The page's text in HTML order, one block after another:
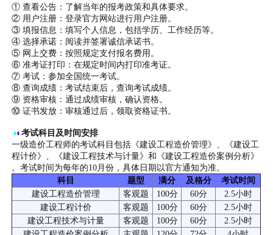
① 查看公告：了解当年的报考政策和具体要求。
② 用户注册：登录官方网站进行用户注册。
③ 填报信息：填写个人信息，包括学历、工作经历等。
④ 选择承诺：阅读并签署诚信承诺书。
⑤ 网上交费：按照规定支付报名费用。
⑥ 准考证打印：在规定时间内打印准考证。
⑦ 考试：参加全国统一考试。
⑧ 查询成绩：考试结束后，查询考试成绩。
⑨ 资格审核：通过成绩审核，确认资格。
⑩ 证书发放：审核通过后，领取资格证书。
◑◐考试科目及时间安排
一级造价工程师的考试科目包括《建设工程造价管理》、《建设工
程计价》、《建设工程技术与计量》和《建设工程造价案例分析》
。考试时间为每年的10月份，具体日期以官方通知为准。
科目
题型 满分 及格分
考试时间
建设工程造价管理
客观题 100分 60分
2.5小时
建设工程计价
客观题 100分 60分
2.5小时
建设工程技术与计量
客观题 100分 60分
2.5小时